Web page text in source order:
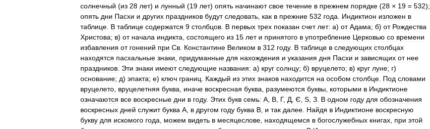
солнечный (из 28 лет) и лунный (19 лет) опять начинают свое течение в прежнем порядке (28 × 19 = 532);
опять дни Пасхи и других праздников будут следовать как в прежние 532 года Индиктион изложен в
таблице В таблице содержатся 9 столбцов В первых трех показан счет лет: а) от Адама; б) от Рождества
Христова; в) от начала индикта состоящего из 15 лет и принятого в употребление Церковью со времени
избавления от гонений при Св Константине Великом в 312 году. В таблице в следующих столбцах
находятся пасхальные знаки придуманные для нахождения и указания дня Пасхи и зависящих от нее
праздников Эти знаки имеют следующие названия: а) круг солнцу; б) вруцелето; в) круг луне; г)
основание; д) эпакта; е) ключ границ Каждый из этих знаков находится на особом столбце Под словами
вруцелето вруцелетняя буква иначе воскресная буква разумеются буквы которыми в Индиктионе
означаются все воскресные дни в году. Этих букв семь: А В Г, Д Є Ѕ З В одном году для обозначения
воскресных дней служит буква А в другом году буква В и так далее Найдя в Индиктионе воскресную
букву для искомого года можем видеть в месяцеслове находящемся в богослужебных книгах при этой